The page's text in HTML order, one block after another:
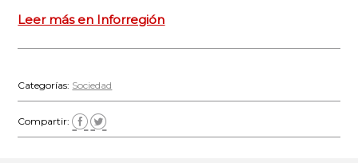
Leer más en Inforregión
Categorías: Sociedad
Compartir: